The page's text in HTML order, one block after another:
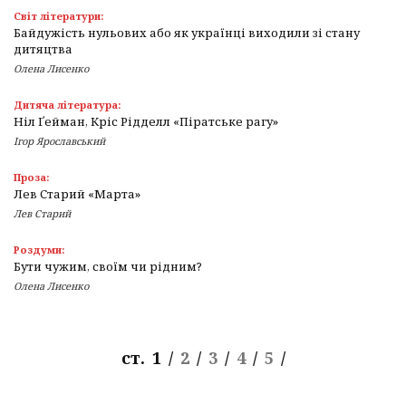
Світ літератури:
Байдужість нульових або як українці виходили зі стану
дитяцтва
Олена Лисенко
Дитяча література:
Ніл Ґейман, Кріс Рідделл «Піратське рагу»
Ігор Ярославський
Проза:
Лев Старий «Марта»
Лев Старий
Роздуми:
Бути чужим, своїм чи рідним?
Олена Лисенко
ст. 1 / 2 / 3 / 4 / 5 /